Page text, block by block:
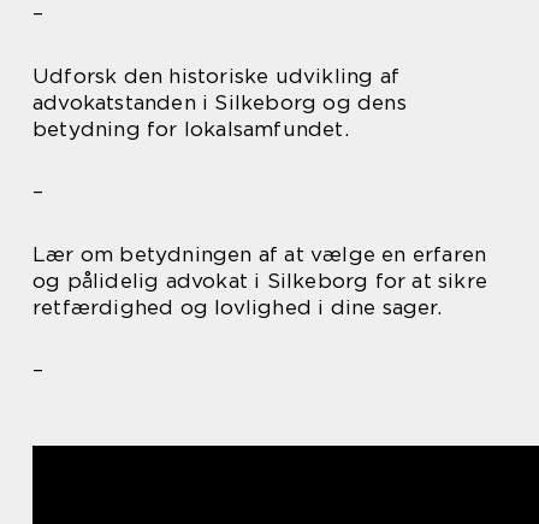
–
Udforsk den historiske udvikling af
advokatstanden i Silkeborg og dens
betydning for lokalsamfundet.
–
Lær om betydningen af at vælge en erfaren
og pålidelig advokat i Silkeborg for at sikre
retfærdighed og lovlighed i dine sager.
–